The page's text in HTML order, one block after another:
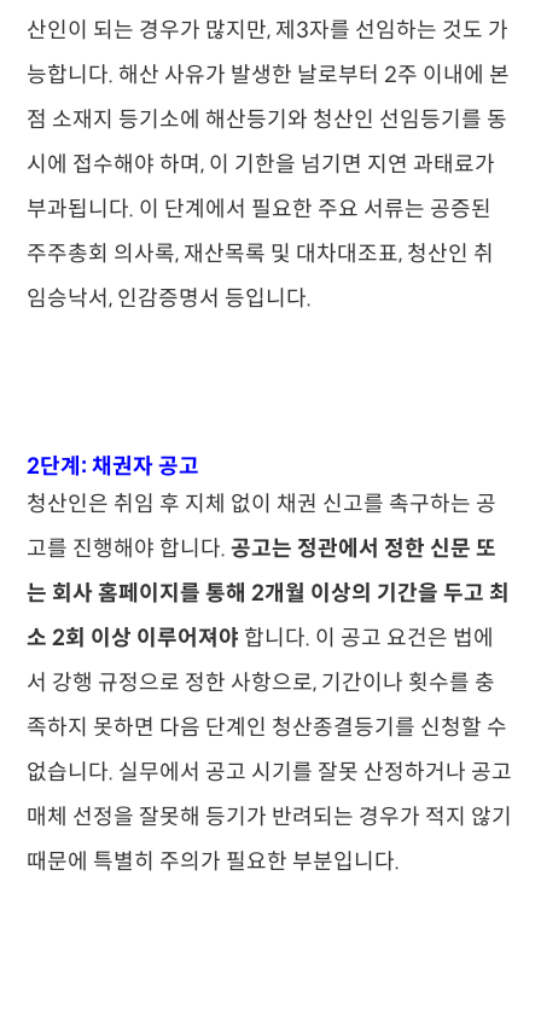
산인이 되는 경우가 많지만, 제3자를 선임하는 것도 가
능합니다. 해산 사유가 발생한 날로부터 2주 이내에 본
점 소재지 등기소에 해산등기와 청산인 선임등기를 동
시에 접수해야 하며, 이 기한을 넘기면 지연 과태료가
부과됩니다. 이 단계에서 필요한 주요 서류는 공증된
주주총회 의사록, 재산목록 및 대차대조표, 청산인 취
임승낙서, 인감증명서 등입니다.
2단계: 채권자 공고
청산인은 취임 후 지체 없이 채권 신고를 촉구하는 공
고를 진행해야 합니다.공고는 정관에서 정한 신문 또
는 회사 홈페이지를 통해 2개월 이상의 기간을 두고 최
소 2회 이상 이루어져야 합니다. 이 공고 요건은 법에
서 강행 규정으로 정한 사항으로, 기간이나 횟수를 충
족하지 못하면 다음 단계인 청산종결등기를 신청할 수
없습니다. 실무에서 공고 시기를 잘못 산정하거나 공고
매체 선정을 잘못해 등기가 반려되는 경우가 적지 않기
때문에 특별히 주의가 필요한 부분입니다.